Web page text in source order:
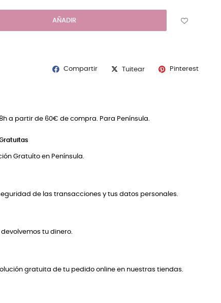
AÑADIR
Compartir Tuitear Pinterest
a partir de 60€ de compra. Para Península.
Gratuíto en Península.
de las transacciones y tus datos personales.
tu dinero.
gratuita de tu pedido online en nuestras tiendas.